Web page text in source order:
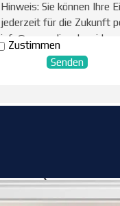
Hinweis: Sie können Ihre
jederzeit für die Zukunft
info@aog-online.de
Detaillierte Informationen
Umgang mit Nutzerdaten
Zustimmen